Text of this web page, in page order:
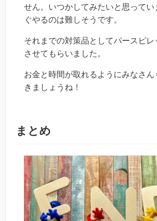
せん。いつかしてみたいと思って
ぐやるのは難しそうです。
それまでの対策品としてパースピ
させてもらいました。
お金と時間が取れるようにみなさ
きましょうね！
まとめ